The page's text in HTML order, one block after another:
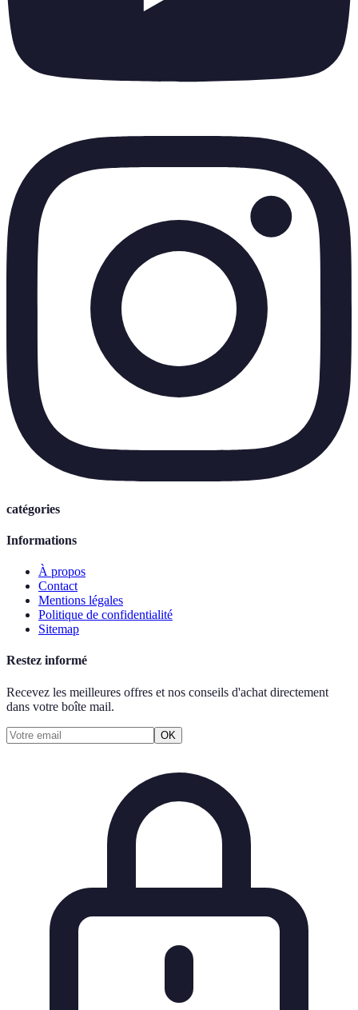
catégories
Informations
À propos
Contact
Mentions légales
Politique de confidentialité
Sitemap
Restez informé
Recevez les meilleures offres et nos conseils d'achat directement
dans votre boîte mail.
OK